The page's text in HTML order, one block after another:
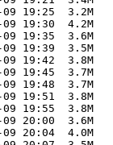
09 19:25  3.2M
09 19:30  4.2M
09 19:35  3.6M
09 19:39  3.5M
09 19:42  3.8M
09 19:45  3.7M
09 19:48  3.7M
09 19:51  3.8M
09 19:55  3.8M
09 20:00  3.6M
09 20:04  4.0M